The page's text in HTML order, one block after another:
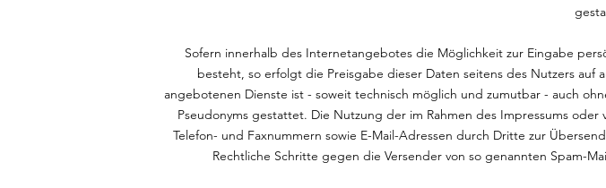
Sofern innerhalb des Internetangebotes die Möglichkeit zur Eingabe
besteht, so erfolgt die Preisgabe dieser Daten seitens des Nutzers auf
angebotenen Dienste ist - soweit technisch möglich und zumutbar - auch
Pseudonyms gestattet. Die Nutzung der im Rahmen des Impressums
Telefon- und Faxnummern sowie E-Mail-Adressen durch Dritte zur
Rechtliche Schritte gegen die Versender von so genannten Spam-